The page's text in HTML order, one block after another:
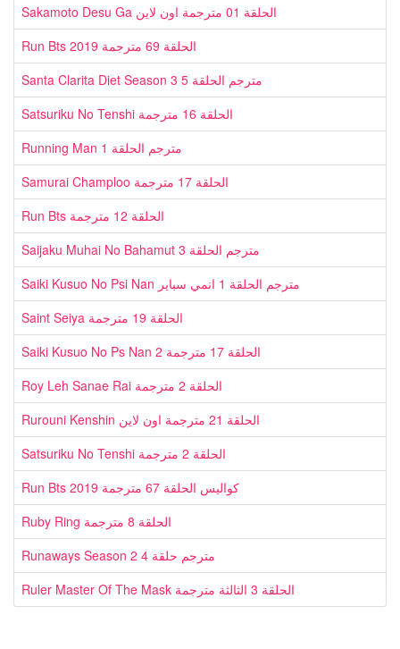
Sakamoto Desu Ga الحلقة 01 مترجمة اون لاين
Run Bts 2019 الحلقة 69 مترجمة
Santa Clarita Diet Season 3 مترجم الحلقة 5
Satsuriku No Tenshi الحلقة 16 مترجمة
Running Man مترجم الحلقة 1
Samurai Champloo الحلقة 17 مترجمة
Run Bts الحلقة 12 مترجمة
Saijaku Muhai No Bahamut مترجم الحلقة 3
Saiki Kusuo No Psi Nan مترجم الحلقة 1 انمي سباير
Saint Seiya الحلقة 19 مترجمة
Saiki Kusuo No Ps Nan 2 الحلقة 17 مترجمة
Roy Leh Sanae Rai الحلقة 2 مترجمة
Rurouni Kenshin الحلقة 21 مترجمة اون لاين
Satsuriku No Tenshi الحلقة 2 مترجمة
Run Bts 2019 كواليس الحلقة 67 مترجمة
Ruby Ring الحلقة 8 مترجمة
Runaways Season 2 مترجم حلقة 4
Ruler Master Of The Mask الحلقة 3 الثالثة مترجمة